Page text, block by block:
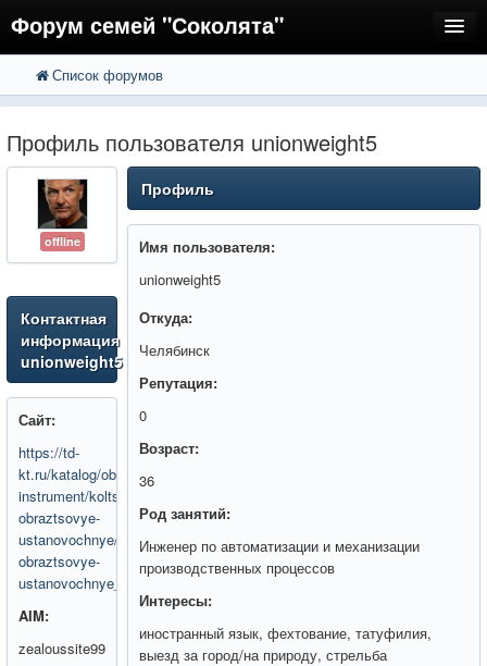
Форум семей "Соколята"
FAQ
Регистрация
Вход
Список форумов
Профиль пользователя unionweight5
offline
Контактная
информация
unionweight5
Сайт:
https://td-
kt.ru/katalog/obraztsovyy-
instrument/koltsa-
obraztsovye-
ustanovochnye/koltsa-
obraztsovye-
ustanovochnye_1001.html
AIM:
zealoussite99
Профиль
Имя пользователя:
unionweight5
Откуда:
Челябинск
Репутация:
0
Возраст:
36
Род занятий:
Инженер по автоматизации и механизации
производственных процессов
Интересы:
иностранный язык, фехтование, татуфилия,
выезд за город/на природу, стрельба